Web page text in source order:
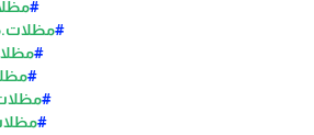
#
#
#
#
#
#